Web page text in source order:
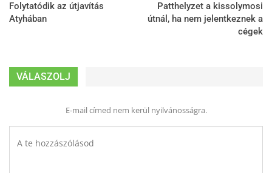
Folytatódik az útjavítás
Atyhában
Patthelyzet a kissolymosi
útnál, ha nem jelentkeznek a
cégek
VÁLASZOLJ
E-mail címed nem kerül nyilvánosságra.